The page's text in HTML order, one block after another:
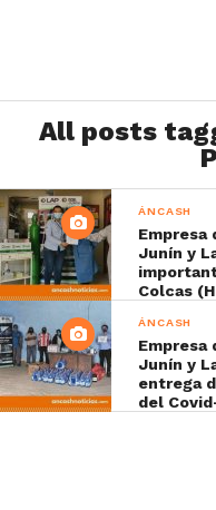
All posts
ÁNCASH
Empresa
Junín y
Colcas
ÁNCASH
Empresa
Junín y
entrega
del